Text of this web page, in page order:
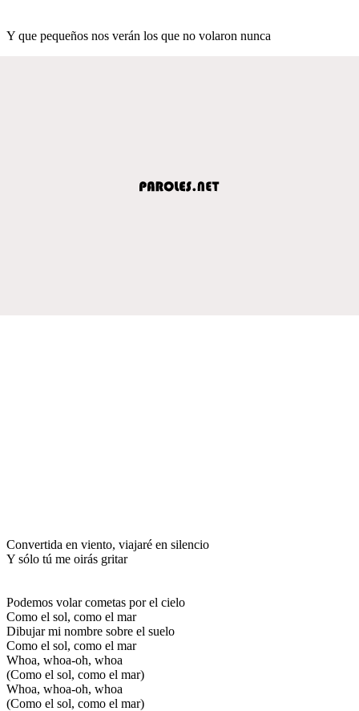
Y que pequeños nos verán los que no volaron nunca
Convertida en viento, viajaré en silencio
Y sólo tú me oirás gritar
Podemos volar cometas por el cielo
Como el sol, como el mar
Dibujar mi nombre sobre el suelo
Como el sol, como el mar
Whoa, whoa-oh, whoa
(Como el sol, como el mar)
Whoa, whoa-oh, whoa
(Como el sol, como el mar)